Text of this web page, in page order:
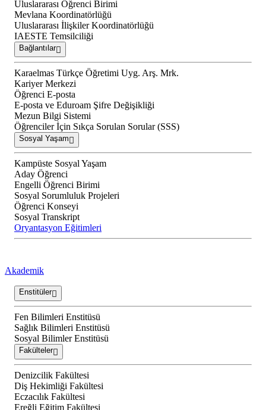
Uluslararası Öğrenci Birimi
Mevlana Koordinatörlüğü
Uluslararası İlişkiler Koordinatörlüğü
IAESTE Temsilciliği
Bağlantılar
Karaelmas Türkçe Öğretimi Uyg. Arş. Mrk.
Kariyer Merkezi
Öğrenci E-posta
E-posta ve Eduroam Şifre Değişikliği
Mezun Bilgi Sistemi
Öğrenciler İçin Sıkça Sorulan Sorular (SSS)
Sosyal Yaşam
Kampüste Sosyal Yaşam
Aday Öğrenci
Engelli Öğrenci Birimi
Sosyal Sorumluluk Projeleri
Öğrenci Konseyi
Sosyal Transkript
Oryantasyon Eğitimleri
Akademik
Enstitüler
Fen Bilimleri Enstitüsü
Sağlık Bilimleri Enstitüsü
Sosyal Bilimler Enstitüsü
Fakülteler
Denizcilik Fakültesi
Diş Hekimliği Fakültesi
Eczacılık Fakültesi
Ereğli Eğitim Fakültesi